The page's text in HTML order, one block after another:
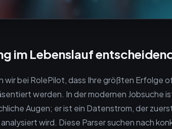
im Lebenslauf
wir bei RolePilot, dass Ihre größten Erfolge
werden. In der modernen Jobsuche
Augen; er ist ein Datenstrom, der
wird. Diese Parser suchen nach